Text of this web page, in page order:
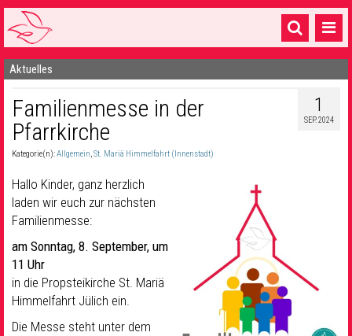
Startseite
1 Pfarrei
16 Gemeinden & mehr
Sakramente & Feste
Musik
Seelsorge & Kontakt
Aktuelles
1
SEP. 2024
Familienmesse in der
Pfarrkirche
Kategorie(n):Allgemein,St. Mariä Himmelfahrt (Innenstadt)
Hallo Kinder, ganz herzlich
laden wir euch zur nächsten
Familienmesse:
am Sonntag, 8. September, um
11 Uhr
in die Propsteikirche St. Mariä
Himmelfahrt Jülich ein.
Die Messe steht unter dem